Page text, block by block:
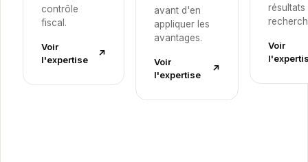
contrôle
fiscal.
Voir
l'expertise
↗︎
avant d'en
appliquer les
avantages.
Voir
l'expertise
↗︎
résultats
Voir